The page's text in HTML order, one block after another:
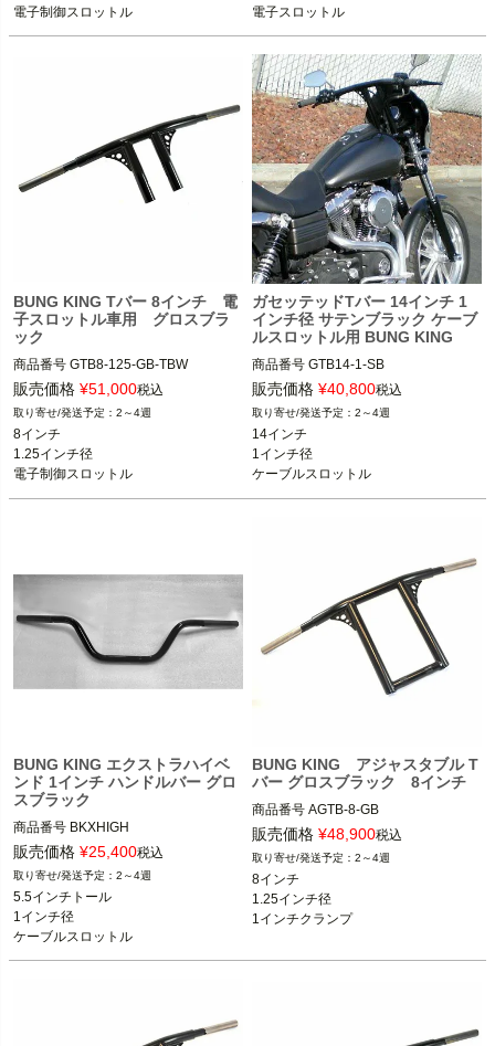
電子制御スロットル
電子スロットル
BUNG KING Tバー 8インチ 電
子スロットル車用 グロスブラ
ック
商品番号 GTB8-125-GB-TBW
スポーツスター、ダイナ、ソフテイル
BUNG KING(バンキン)
販売価格 ¥51,000税込
2～4週
8インチ
1.25インチ径
電子制御スロットル
ガセッテッドTバー 14インチ 1
インチ径 サテンブラック ケーブ
ルスロットル用 BUNG KING
商品番号 GTB14-1-SB
スポーツスター、ダイナ、ソフテイル
※スプリンガー除く
BUNG KING(バンキン)
販売価格 ¥40,800税込
2～4週
14インチ
1インチ径
ケーブルスロットル
BUNG KING エクストラハイベ
ンド 1インチ ハンドルバー グロ
スブラック
商品番号 BKXHIGH
販売価格 ¥25,400税込
2～4週
5.5インチトール
1インチ径
ケーブルスロットル
BUNG KING アジャスタブル T
バー グロスブラック 8インチ
商品番号 AGTB-8-GB
AGTB-8-GB=AGTB8F-G
ケーブルスロットル車
※ツーリング、スプリンガー不可
BUNG KING(バンキン)
販売価格 ¥48,900税込
2～4週
8インチ
1.25インチ径
1インチクランプ